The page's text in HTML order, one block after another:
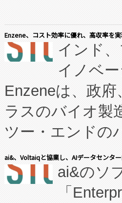
Enzene、コスト効率に優れ、高収率を
インド
イノベ
Enzeneは、政
ラスのバイオ製
ツー・エンドの
表しました。 同
manufacturing™
たNeXは、バ
ai&、Voltaiqと協業し、AIデータセンタ
ai&のソ
「